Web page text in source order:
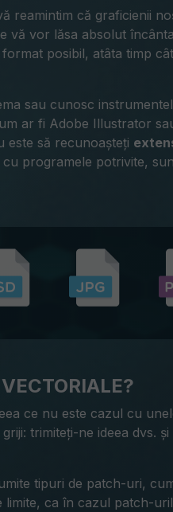
reamintim că graficienii
vă vor lăsa absolut
posibil, atâta timp
sau cunosc
ar fi Adobe Illustrator
este să recunoașteți
programele potrivite,
ce nu este cazul cu
trimiteți-ne ideea
tipuri de patch-uri,
ca în cazul patch-